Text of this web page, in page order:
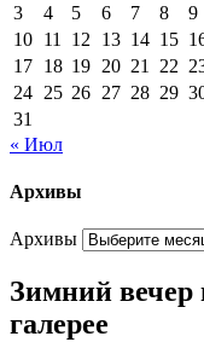
3
4 5 6 7 8
9
10 11 12 13 14 15
17 18 19 20 21 22
24 25 26 27 28 29
31
« Июл
Архивы
Архивы
Зимний вечер
галерее